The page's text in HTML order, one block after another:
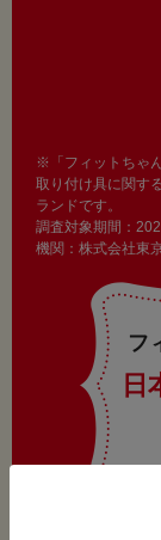
※「フィットちゃ
取り付け具に関す
ランドです。
調査対象期間：
機関：株式会社東
フ
日